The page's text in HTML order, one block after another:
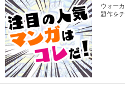
ウォー
題作を